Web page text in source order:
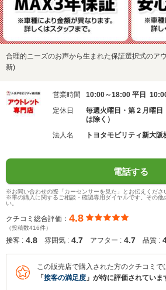
合理的ニーズのお声から生まれた保証選択式のア
新)
営業時間
10:00～18:00 平日
定休日
毎週火曜日・第２月曜日
は除く）
法人名
トヨタモビリティ新大阪
電話する
※お問い合わせの際「カーセンサーを見た」とお伝えくださ
※車の購入に関するご相談・確認専用ダイヤルです。その他
い。
クチコミ総合評価： 4.8
（投稿数416件）
接客 : 4.8 雰囲気 : 4.7 アフター : 4.7 品質 :
この販売店で購入された方のクチコミで
「 接客の満足度 」が特に評価されていま